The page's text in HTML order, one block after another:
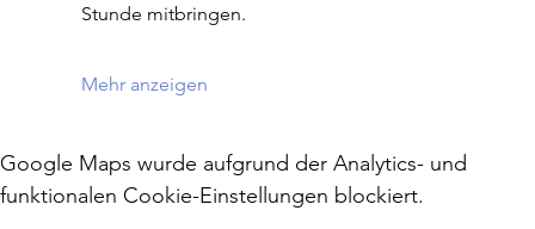
Stunde mitbringen.
Mehr anzeigen
Google Maps wurde aufgrund der Analytics- und
funktionalen Cookie-Einstellungen blockiert.